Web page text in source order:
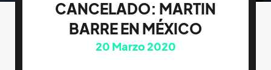
CANCELADO: MARTIN
BARRE EN MÉXICO
20 Marzo 2020